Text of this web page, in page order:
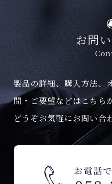
お問
製品の詳細、購入方法、
問・ご要望などはこちら
どうぞお気軽にお問い合